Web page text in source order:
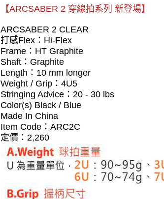
【ARCSABER 2 穿線拍系列 新登場】
ARCSABER 2 CLEAR
打感Flex：Hi-Flex
Frame：HT Graphite
Shaft：Graphite
Length：10 mm longer
Weight / Grip：4U5
Stringing Advice：20 - 30 lbs
Color(s) Black / Blue
Made In China
Item Code：ARC2C
定價：2,260